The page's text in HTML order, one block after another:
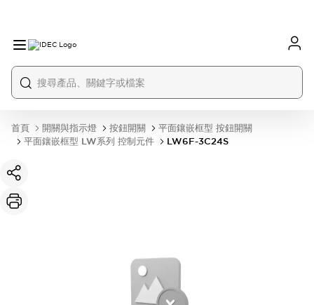
首頁 開關與指示燈 按鈕開關
平面鑲嵌框型 按鈕開關
平面鑲嵌框型 LW系列 控制元件
LW6F-3C24S